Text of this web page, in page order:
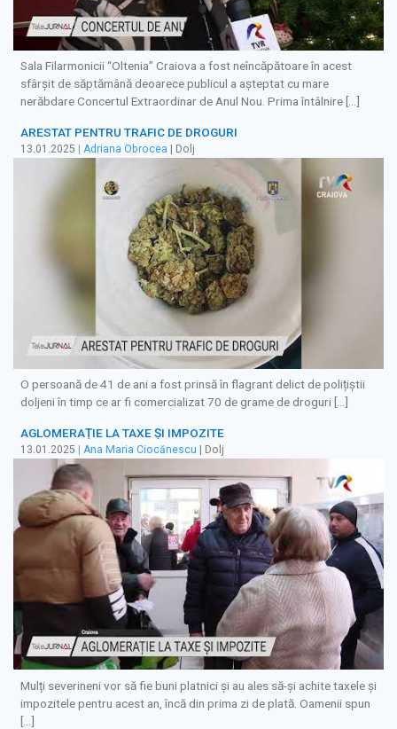
Sala Filarmonicii “Oltenia” Craiova a fost neîncăpătoare în acest
sfârşit de săptămână deoarece publicul a așteptat cu mare
nerăbdare Concertul Extraordinar de Anul Nou. Prima întâlnire […]
ARESTAT PENTRU TRAFIC DE DROGURI
13.01.2025 | Adriana Obrocea | Dolj
O persoană de 41 de ani a fost prinsă în flagrant delict de polițiștii
doljeni în timp ce ar fi comercializat 70 de grame de droguri […]
AGLOMERAȚIE LA TAXE ȘI IMPOZITE
13.01.2025 Ana Maria Ciocănescu | Dolj
Mulți severineni vor să fie buni platnici și au ales să-și achite taxele și
impozitele pentru acest an, încă din prima zi de plată. Oamenii spun
[…]